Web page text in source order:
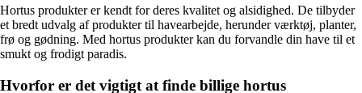
Hortus produkter er kendt for deres kvalitet og alsidighed. De tilbyder
et bredt udvalg af produkter til havearbejde, herunder værktøj, planter,
frø og gødning. Med hortus produkter kan du forvandle din have til et
smukt og frodigt paradis.
Hvorfor er det vigtigt at finde billige hortus